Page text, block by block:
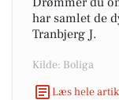
har samlet de
Tranbjerg J.
Kilde: Boliga
Læs hele